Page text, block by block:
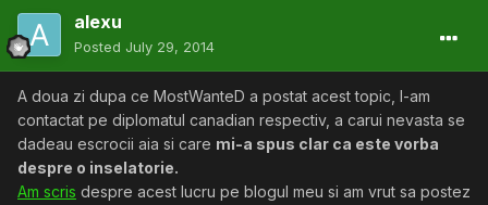
alexu
Posted July 29, 2014
A doua zi dupa ce MostWanteD a postat acest topic, l-am
contactat pe diplomatul canadian respectiv, a carui nevasta se
dadeau escrocii aia si care mi-a spus clar ca este vorba
despre o inselatorie.
Am scris despre acest lucru pe blogul meu si am vrut sa postez